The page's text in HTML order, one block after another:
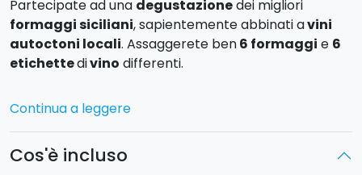
Partecipate ad una degustazionedei migliori
formaggi siciliani, sapientemente abbinati avini
autoctoni locali. Assaggerete ben6 formaggi e 6
etichettedivino differenti.
Si tratta di unadegustazione di eccellenze
proprio per gli amanti del buon gusto e per tutti i
panoramica completa sui prodotti caseari e vinicoli
Continua a leggere
Cos'è incluso